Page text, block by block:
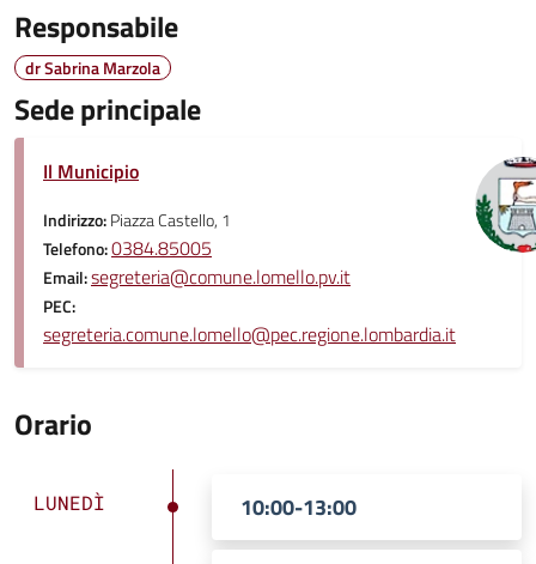
Responsabile
dr Sabrina Marzola
Sede principale
Il Municipio
Indirizzo:Piazza Castello, 1
Telefono:0384.85005
Email:segreteria@comune.lomello.pv.it
PEC:
segreteria.comune.lomello@pec.regione.lombardia.it
Orario
LUNEDÌ 10:00-13:00